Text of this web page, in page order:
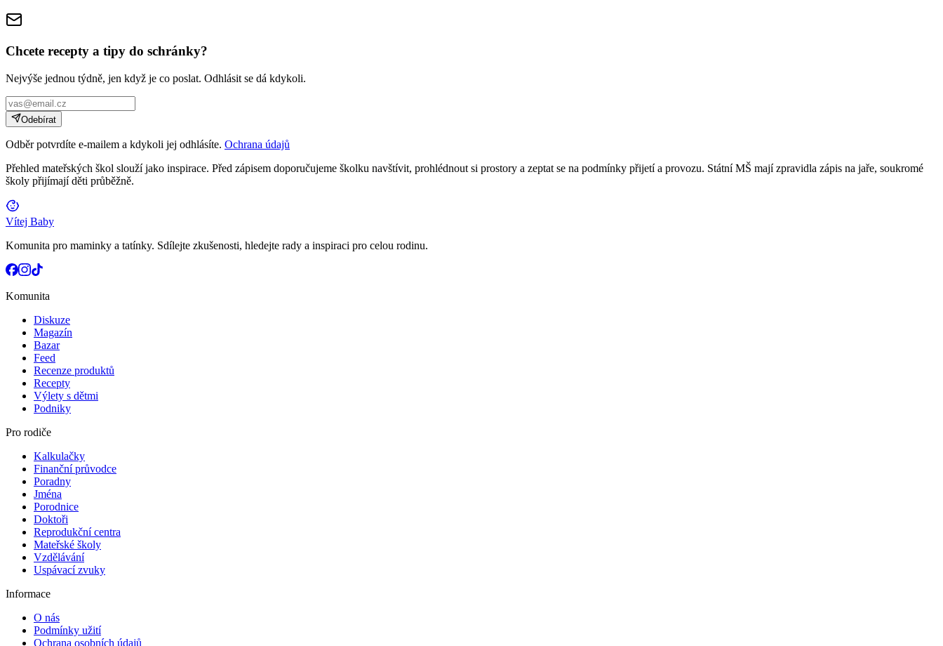
Chcete recepty a tipy do schránky?
Nejvýše jednou týdně, jen když je co poslat. Odhlásit se dá kdykoli.
Odebírat
Odběr potvrdíte e-mailem a kdykoli jej odhlásíte. Ochrana údajů
Přehled mateřských škol slouží jako inspirace. Před zápisem doporučujeme školku navštívit, prohlédnout si prostory a zeptat se na podmínky přijetí a provozu. Státní MŠ mají zpravidla zápis na jaře, soukromé
školy přijímají děti průběžně.
Vítej Baby
Komunita pro maminky a tatínky. Sdílejte zkušenosti, hledejte rady a inspiraci pro celou rodinu.
Komunita
Diskuze
Magazín
Bazar
Feed
Recenze produktů
Recepty
Výlety s dětmi
Podniky
Pro rodiče
Kalkulačky
Finanční průvodce
Poradny
Jména
Porodnice
Doktoři
Reprodukční centra
Mateřské školy
Vzdělávání
Uspávací zvuky
Informace
O nás
Podmínky užití
Ochrana osobních údajů